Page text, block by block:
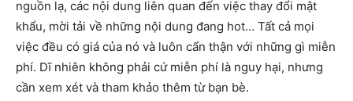
nguồn lạ, các nội dung liên quan đến việc thay đổi mật
khẩu, mời tải về những nội dung đang hot… Tất cả mọi
việc đều có giá của nó và luôn cẩn thận với những gì miễn
phí. Dĩ nhiên không phải cứ miễn phí là nguy hại, nhưng
cần xem xét và tham khảo thêm từ bạn bè.